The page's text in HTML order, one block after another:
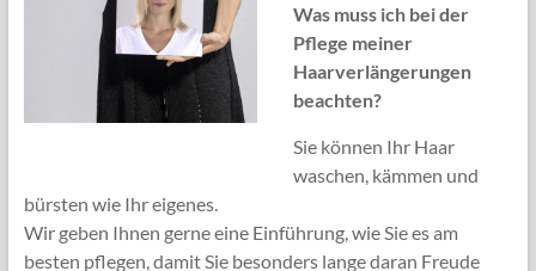
Was muss ich bei der
Pflege meiner
Haarverlängerungen
beachten?
Sie können Ihr Haar
waschen, kämmen und
bürsten wie Ihr eigenes.
Wir geben Ihnen gerne eine Einführung, wie Sie es am
besten pflegen, damit Sie besonders lange daran Freude